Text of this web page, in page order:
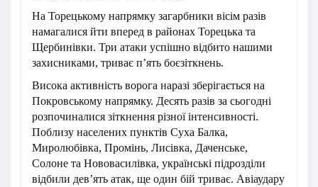
На Торецькому напрямку загарбники вісім разів
намагалися йти вперед в районах Торецька та
Щербинівки. Три атаки успішно відбито нашими
захисниками, триває п’ять боєзіткнень.
Висока активність ворога наразі зберігається на
Покровському напрямку. Десять разів за сьогодні
розпочиналися зіткнення різної інтенсивності.
Поблизу населених пунктів Суха Балка,
Миролюбівка, Промінь, Лисівка, Даченське,
Солоне та Нововасилівка, українські підрозділи
відбили дев’ять атак, ще один бій триває. Авіаудару